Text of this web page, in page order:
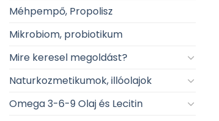
Méhpempő, Propolisz
Mikrobiom, probiotikum
Mire keresel megoldást?
Naturkozmetikumok, illóolajok
Omega 3-6-9 Olaj és Lecitin